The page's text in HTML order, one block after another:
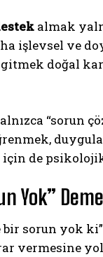
almak
işlevsel ve
doğal
“sorun
için de
Yok”
bir sorun yok
vermesine yol